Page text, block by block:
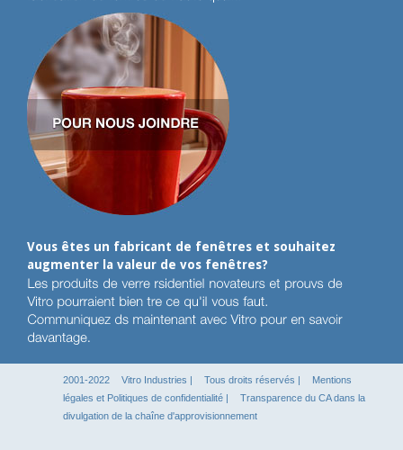
Vous êtes un fabricant de fenêtres et souhaitez
augmenter la valeur de vos fenêtres?
2001-2022 Vitro Industries Tous droits réservés |
Mentions
légales et Politiques de confidentialité
Transparence du CA dans la
divulgation de la chaîne d'approvisionnement